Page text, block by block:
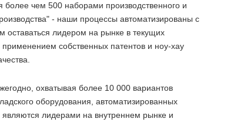
более чем 500 наборами производственного и
- наши процессы автоматизированы с
оставаться лидером на рынке в текущих
собственных патентов и ноу-хау
охватывая более 10 000 вариантов
оборудования, автоматизированных
лидерами на внутреннем рынке и